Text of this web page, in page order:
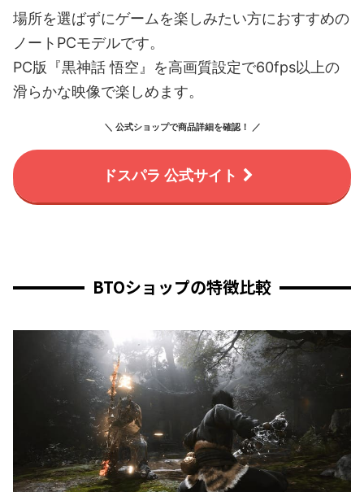
場所を選ばずにゲームを楽しみたい方におすすめの
ノートPCモデルです。
PC版『黒神話 悟空』を高画質設定で60fps以上の
滑らかな映像で楽しめます。
＼ 公式ショップで商品詳細を確認！ ／
ドスパラ 公式サイト
BTOショップの特徴比較